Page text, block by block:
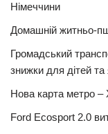
Німеччини
Домашній житньо-
Громадський
знижки для дітей
Нова карта метро –
Ford Ecosport 2.0